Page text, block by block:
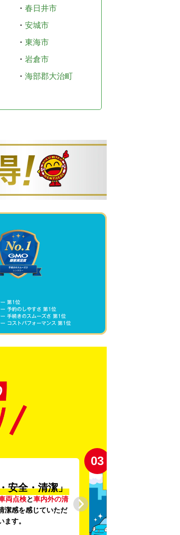
・ 春日井市
・ 安城市
・ 東海市
・ 岩倉市
・ 海部郡大治町
安全・清潔」
両点検と車内外の清
潔感を感じていただ
す。
03